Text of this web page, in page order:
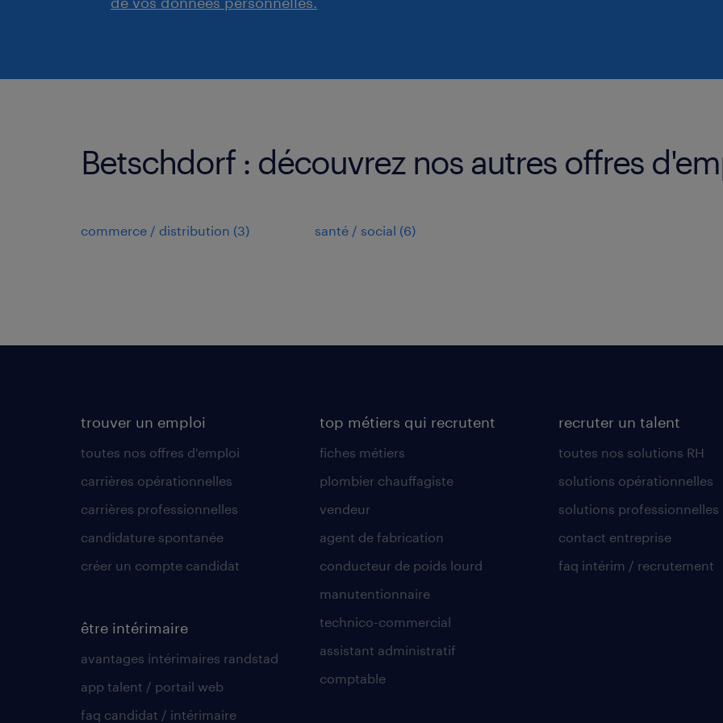
Betschdorf : découvrez nos autres offres
commerce / distribution (3) santé / social (6)
trouver un emploi
toutes nos offres d'emploi
carrières opérationnelles
carrières professionnelles
candidature spontanée
créer un compte candidat
être intérimaire
avantages intérimaires randstad
app talent / portail web
faq candidat / intérimaire
top métiers qui recrutent
fiches métiers
plombier chauffagiste
vendeur
agent de fabrication
conducteur de poids lourd
manutentionnaire
technico-commercial
assistant administratif
comptable
recruter un talent
toutes nos solutions RH
solutions opérationnelles
solutions professionnelles
contact entreprise
faq intérim / recrutement